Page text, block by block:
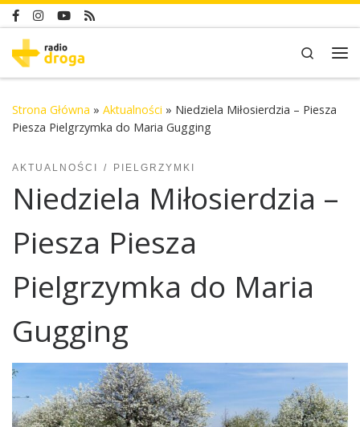
Skip to content
Search
Strona Główna » Aktualności » Niedziela Miłosierdzia – Piesza
Piesza Pielgrzymka do Maria Gugging
AKTUALNOŚCI PIELGRZYMKI
Niedziela Miłosierdzia –
Piesza Piesza
Pielgrzymka do Maria
Gugging